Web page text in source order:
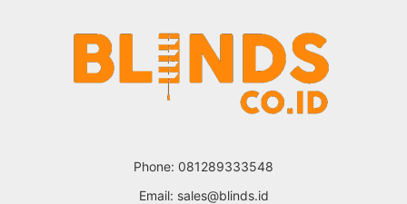
Phone: 081289333548
Email: sales@blinds.id